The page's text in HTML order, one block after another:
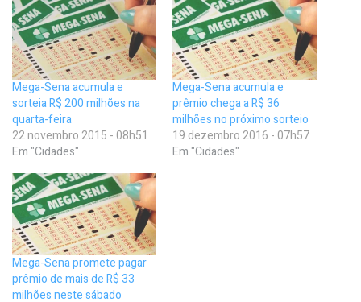
Mega-Sena acumula e
sorteia R$ 200 milhões na
quarta-feira
22 novembro 2015 - 08h51
Em "Cidades"
Mega-Sena acumula e
prêmio chega a R$ 36
milhões no próximo sorteio
19 dezembro 2016 - 07h57
Em "Cidades"
Mega-Sena promete pagar
prêmio de mais de R$ 33
milhões neste sábado